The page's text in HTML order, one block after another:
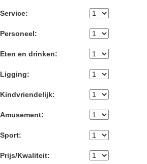
Service:
Personeel:
Eten en drinken:
Ligging:
Kindvriendelijk:
Amusement:
Sport:
Prijs/Kwaliteit: